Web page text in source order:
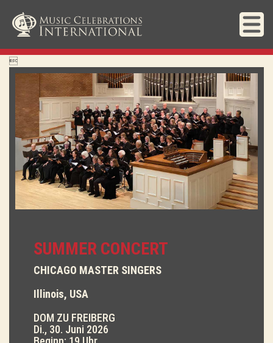

SUMMER CONCERT
CHICAGO MASTER SINGERS
Illinois, USA
DOM ZU FREIBERG
Di., 30. Juni 2026